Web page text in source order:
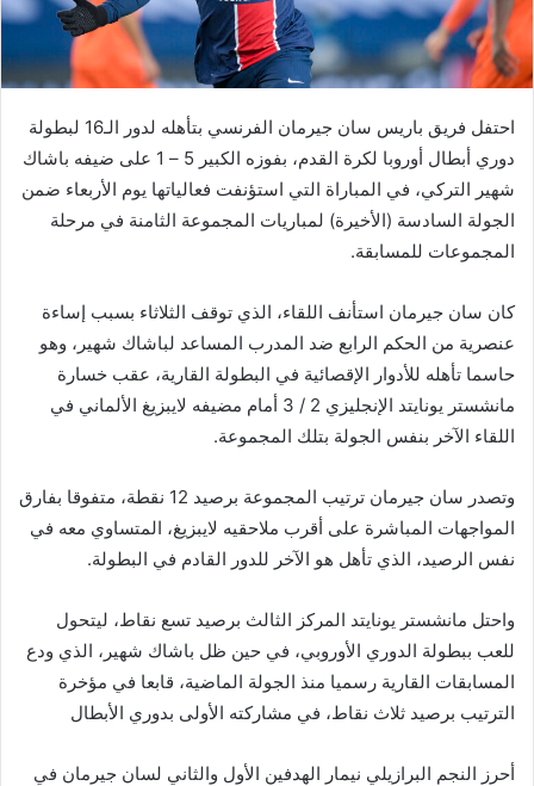
احتفل فريق باريس سان جيرمان الفرنسي بتأهله لدور الـ16 لبطولة
دوري أبطال أوروبا لكرة القدم، بفوزه الكبير 5 – 1 على ضيفه باشاك
شهير التركي، في المباراة التي استؤنفت فعالياتها يوم الأربعاء ضمن
الجولة السادسة (الأخيرة) لمباريات المجموعة الثامنة في مرحلة
المجموعات للمسابقة.
كان سان جيرمان استأنف اللقاء، الذي توقف الثلاثاء بسبب إساءة
عنصرية من الحكم الرابع ضد المدرب المساعد لباشاك شهير، وهو
حاسما تأهله للأدوار الإقصائية في البطولة القارية، عقب خسارة
مانشستر يونايتد الإنجليزي 2 / 3 أمام مضيفه لايبزيغ الألماني في
اللقاء الآخر بنفس الجولة بتلك المجموعة.
وتصدر سان جيرمان ترتيب المجموعة برصيد 12 نقطة، متفوقا بفارق
المواجهات المباشرة على أقرب ملاحقيه لايبزيغ، المتساوي معه في
نفس الرصيد، الذي تأهل هو الآخر للدور القادم في البطولة.
واحتل مانشستر يونايتد المركز الثالث برصيد تسع نقاط، ليتحول
للعب ببطولة الدوري الأوروبي، في حين ظل باشاك شهير، الذي ودع
المسابقات القارية رسميا منذ الجولة الماضية، قابعا في مؤخرة
الترتيب برصيد ثلاث نقاط، في مشاركته الأولى بدوري الأبطال
أحرز النجم البرازيلي نيمار الهدفين الأول والثاني لسان جيرمان في